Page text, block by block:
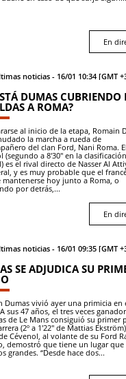
En
noticias - 16/01 10:34 [GMT +3] -
DUMAS CUBRIENDO
A ROMA?
al inicio de la etapa, Romain
la marcha a rueda de
del clan Ford, Nani Roma. El
(segundo a 8'30'' en la clasificación
es el rival directo de Nasser Al
y es muy probable que el
mantenerse hoy junto a Roma, o
por detrás,...
En
noticias - 16/01 09:35 [GMT +3] -
SE ADJUDICA SU
Dumas vivió ayer una primicia en
sus 47 años, el tres veces
de Le Mans consiguió su primer
(2º a 1'22'' de Mattias
Cévenol, al volante de su Ford
demostró que tiene un lugar que
grandes. “Desde hace dos...